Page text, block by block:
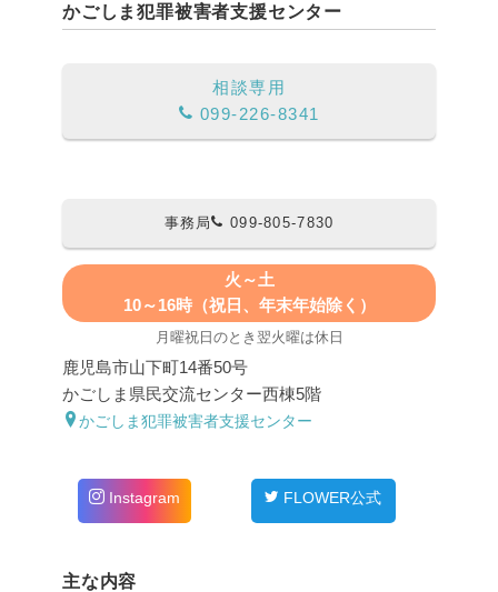
かごしま犯罪被害者支援センター
相談専用
099-226-8341
事務局 099-805-7830
火～土
10～16時（祝日、年末年始除く）
月曜祝日のとき翌火曜は休日
鹿児島市山下町14番50号
かごしま県民交流センター西棟5階
かごしま犯罪被害者支援センター
Instagram FLOWER公式
主な内容